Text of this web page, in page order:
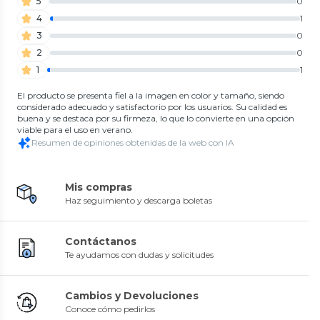
4
1
3
0
2
0
1
1
El producto se presenta fiel a la imagen en color y tamaño, siendo
considerado adecuado y satisfactorio por los usuarios. Su calidad es
buena y se destaca por su firmeza, lo que lo convierte en una opción
viable para el uso en verano.
Resumen de opiniones obtenidas de la web con IA
Mis compras
Haz seguimiento y descarga boletas
Contáctanos
Te ayudamos con dudas y solicitudes
Cambios y Devoluciones
Conoce cómo pedirlos